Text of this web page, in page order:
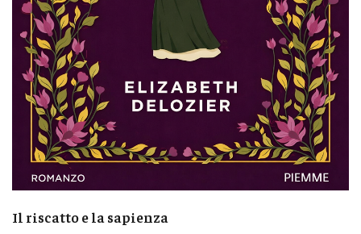
Il riscatto e la sapienza